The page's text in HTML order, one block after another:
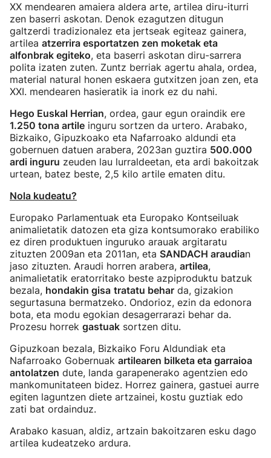
XX mendearen amaiera aldera arte, artilea diru-iturri
zen baserri askotan. Denok ezagutzen ditugun
galtzerdi tradizionalez eta jertseak egiteaz gainera,
artilea atzerrira esportatzen zen moketak eta
alfonbrak egiteko, eta baserri askotan diru-sarrera
polita izaten zuten. Zuntz berriak agertu ahala, ordea,
material natural honen eskaera gutxitzen joan zen, eta
XXI. mendearen hasieratik ia inork ez du nahi.
Hego Euskal Herrian, ordea, gaur egun oraindik ere
1.250 tona artile inguru sortzen da urtero. Arabako,
Bizkaiko, Gipuzkoako eta Nafarroako aldundi eta
gobernuen datuen arabera, 2023an guztira 500.000
ardi inguru zeuden lau lurraldeetan, eta ardi bakoitzak
urtean, batez beste, 2,5 kilo artile ematen ditu.
Nola kudeatu?
Europako Parlamentuak eta Europako Kontseiluak
animalietatik datozen eta giza kontsumorako erabiliko
ez diren produktuen inguruko arauak argitaratu
zituzten 2009an eta 2011an, eta SANDACH araudian
jaso zituzten. Araudi horren arabera, artilea,
animalietatik eratorritako beste azpiproduktu batzuk
bezala, hondakin gisa tratatu behar da, gizakion
segurtasuna bermatzeko. Ondorioz, ezin da edonora
bota, eta modu egokian desagerrarazi behar da.
Prozesu horrek gastuak sortzen ditu.
Gipuzkoan bezala, Bizkaiko Foru Aldundiak eta
Nafarroako Gobernuak artilearen bilketa eta garraioa
antolatzen dute, landa garapenerako agentzien edo
mankomunitateen bidez. Horrez gainera, gastuei aurre
egiten laguntzen diete artzainei, kostu guztiak edo
zati bat ordainduz.
Arabako kasuan, aldiz, artzain bakoitzaren esku dago
artilea kudeatzeko ardura.